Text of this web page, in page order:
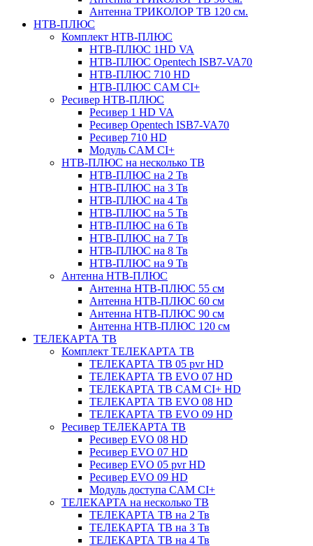
Антенна ТРИКОЛОР ТВ 120 см.
НТВ-ПЛЮС
Комплект НТВ-ПЛЮС
НТВ-ПЛЮС 1HD VA
НТВ-ПЛЮС Opentech ISB7-VA70
НТВ-ПЛЮС 710 HD
НТВ-ПЛЮС CAM CI+
Ресивер НТВ-ПЛЮС
Ресивер 1 HD VA
Ресивер Opentech ISB7-VA70
Ресивер 710 HD
Модуль CAM CI+
НТВ-ПЛЮС на несколько ТВ
НТВ-ПЛЮС на 2 Тв
НТВ-ПЛЮС на 3 Тв
НТВ-ПЛЮС на 4 Тв
НТВ-ПЛЮС на 5 Тв
НТВ-ПЛЮС на 6 Тв
НТВ-ПЛЮС на 7 Тв
НТВ-ПЛЮС на 8 Тв
НТВ-ПЛЮС на 9 Тв
Антенна НТВ-ПЛЮС
Антенна НТВ-ПЛЮС 55 см
Антенна НТВ-ПЛЮС 60 см
Антенна НТВ-ПЛЮС 90 см
Антенна НТВ-ПЛЮС 120 см
ТЕЛЕКАРТА ТВ
Комплект ТЕЛЕКАРТА ТВ
ТЕЛЕКАРТА ТВ 05 pvr HD
ТЕЛЕКАРТА ТВ EVO 07 HD
ТЕЛЕКАРТА ТВ CAM CI+ HD
ТЕЛЕКАРТА ТВ EVO 08 HD
ТЕЛЕКАРТА ТВ EVO 09 HD
Ресивер ТЕЛЕКАРТА ТВ
Ресивер EVO 08 HD
Ресивер EVO 07 HD
Ресивер EVO 05 pvr HD
Ресивер EVO 09 HD
Модуль доступа CAM CI+
ТЕЛЕКАРТА на несколько ТВ
ТЕЛЕКАРТА ТВ на 2 Тв
ТЕЛЕКАРТА ТВ на 3 Тв
ТЕЛЕКАРТА ТВ на 4 Тв